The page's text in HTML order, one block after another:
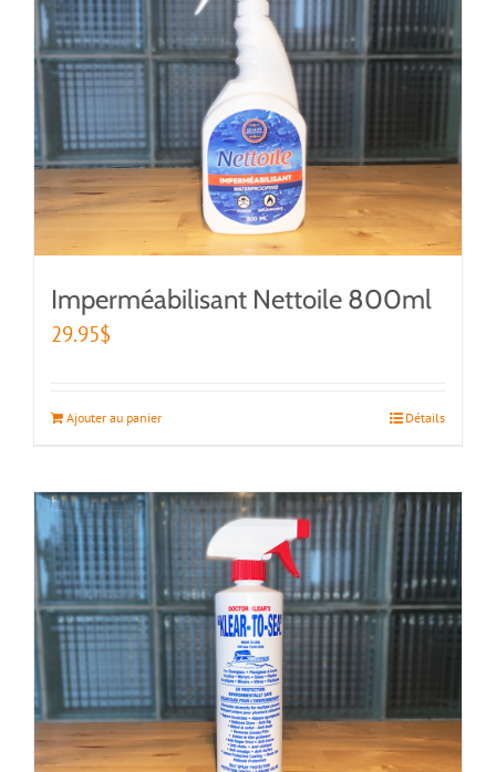
Imperméabilisant Nettoile 800ml
29.95$
Ajouter au panier Détails